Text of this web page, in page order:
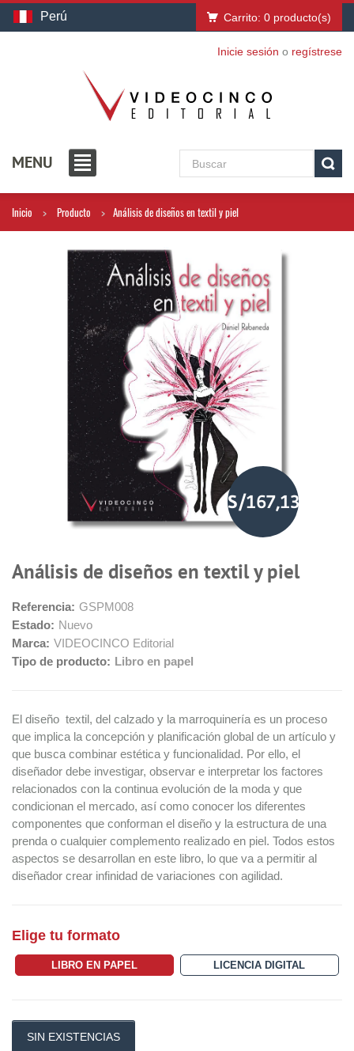
Perú Carrito: 0 producto(s)
Inicie sesión o regístrese
MENU
Inicio Producto Análisis de diseños en textil y piel
S/167,13
Análisis de diseños en textil y piel
Referencia: GSPM008
Estado: Nuevo
Marca: VIDEOCINCO Editorial
Tipo de producto: Libro en papel
El diseño textil, del calzado y la marroquinería es un proceso
que implica la concepción y planificación global de un artículo y
que busca combinar estética y funcionalidad. Por ello, el
diseñador debe investigar, observar e interpretar los factores
relacionados con la continua evolución de la moda y que
condicionan el mercado, así como conocer los diferentes
componentes que conforman el diseño y la estructura de una
prenda o cualquier complemento realizado en piel. Todos estos
aspectos se desarrollan en este libro, lo que va a permitir al
diseñador crear infinidad de variaciones con agilidad.
Elige tu formato
LIBRO EN PAPEL LICENCIA DIGITAL
SIN EXISTENCIAS